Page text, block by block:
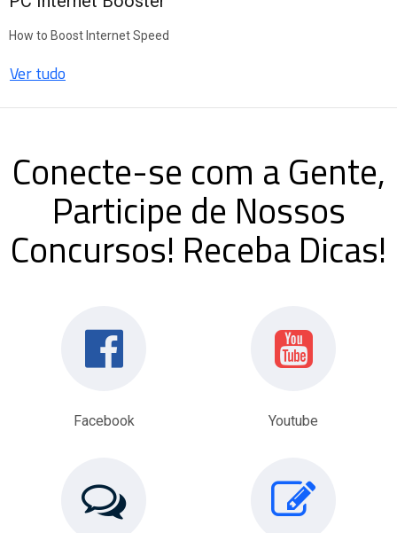
How to Boost Internet Speed
Ver tudo
Conecte-se com a Gente,
Participe de Nossos
Concursos! Receba Dicas!
Facebook Youtube